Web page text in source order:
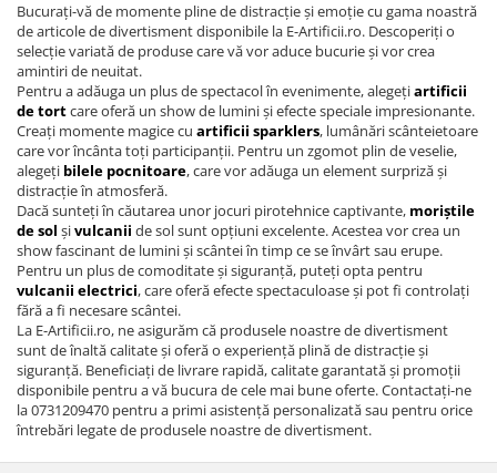
Bucurați-vă de momente pline de distracție și emoție cu gama noastră
de articole de divertisment disponibile la E-Artificii.ro. Descoperiți o
selecție variată de produse care vă vor aduce bucurie și vor crea
amintiri de neuitat.
Pentru a adăuga un plus de spectacol în evenimente, alegețiartificii
de tortcare oferă un show de lumini și efecte speciale impresionante.
Creați momente magice cu artificii sparklers, lumânări scânteietoare
care vor încânta toți participanții. Pentru un zgomot plin de veselie,
alegeți bilele pocnitoare, care vor adăuga un element surpriză și
distracție în atmosferă.
Dacă sunteți în căutarea unor jocuri pirotehnice captivante, moriștile
de sol șivulcanii de sol sunt opțiuni excelente. Acestea vor crea un
show fascinant de lumini și scântei în timp ce se învârt sau erupe.
Pentru un plus de comoditate și siguranță, puteți opta pentru
vulcanii electrici, care oferă efecte spectaculoase și pot fi controlați
fără a fi necesare scântei.
La E-Artificii.ro, ne asigurăm că produsele noastre de divertisment
sunt de înaltă calitate și oferă o experiență plină de distracție și
siguranță. Beneficiați de livrare rapidă, calitate garantată și promoții
disponibile pentru a vă bucura de cele mai bune oferte. Contactați-ne
la 0731209470 pentru a primi asistență personalizată sau pentru orice
întrebări legate de produsele noastre de divertisment.